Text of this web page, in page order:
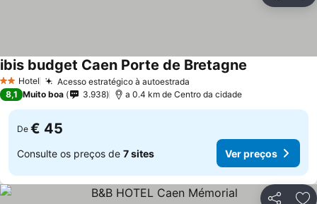
2 Estrelas
Hotel Acesso estratégico à autoestrada
ibis budget Caen Porte de Bretagne
8,1 Muito boa 3.938 a 0.4 km de Centro da cidade
De € 45
Consulte os preços de 7 sites Ver preços